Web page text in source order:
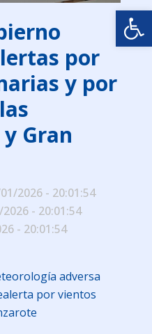
por
y por
Gran
2026 - 20:01:54
- 20:01:54
- 20:01:54
adversa
por vientos